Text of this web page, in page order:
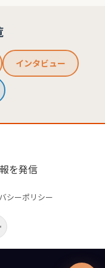
インタビュー
を発信
シーポリシー